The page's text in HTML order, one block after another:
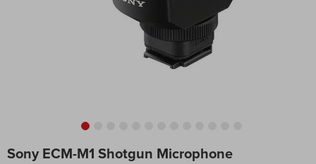
Sony ECM-M1 Shotgun Microphone
to